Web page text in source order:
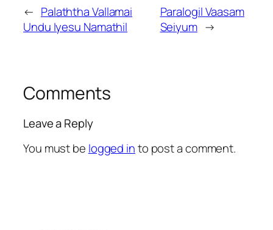
← Palaththa Vallamai
Undu Iyesu Namathil
Paralogil Vaasam
Seiyum →
Comments
Leave a Reply
You must be logged into post a comment.